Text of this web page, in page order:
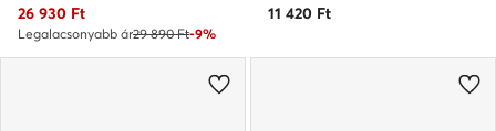
Aktuális ár
26 930 Ft
Legalacsonyabb ár29 890 Ft-9%
11 420 Ft